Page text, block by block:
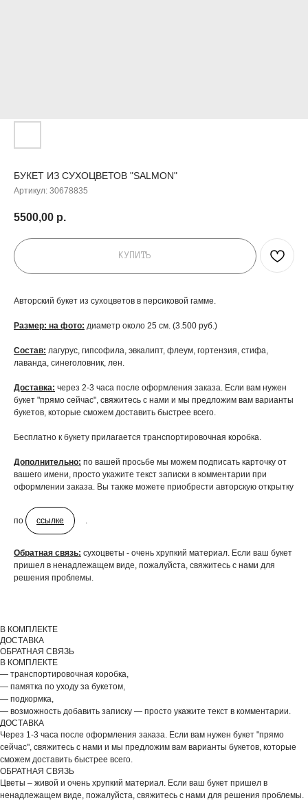
БУКЕТ ИЗ СУХОЦВЕТОВ "SALMON"
Артикул: 30678835
5500,00 р.
КУПИТЬ
Авторский букет из сухоцветов в персиковой гамме.
Размер: на фото: диаметр около 25 см. (3.500 руб.)
Состав: лагурус, гипсофила, эвкалипт, флеум, гортензия, стифа,
лаванда, синеголовник, лен.
Доставка: через 2-3 часа после оформления заказа. Если вам нужен
букет "прямо сейчас", свяжитесь с нами и мы предложим вам варианты
букетов, которые сможем доставить быстрее всего.
Бесплатно к букету прилагается транспортировочная коробка.
Дополнительно: по вашей просьбе мы можем подписать карточку от
вашего имени, просто укажите текст записки в комментарии при
оформлении заказа. Вы также можете приобрести авторскую открытку
по ссылке
Обратная связь: сухоцветы - очень хрупкий материал. Если ваш букет
пришел в ненадлежащем виде, пожалуйста, свяжитесь с нами для
решения проблемы.
В КОМПЛЕКТЕ
ДОСТАВКА
ОБРАТНАЯ СВЯЗЬ
В КОМПЛЕКТЕ
— транспортировочная коробка,
— памятка по уходу за букетом,
— подкормка,
— возможность добавить записку — просто укажите текст в комментарии.
ДОСТАВКА
Через 1-3 часа после оформления заказа. Если вам нужен букет "прямо
сейчас", свяжитесь с нами и мы предложим вам варианты букетов, которые
сможем доставить быстрее всего.
ОБРАТНАЯ СВЯЗЬ
Цветы – живой и очень хрупкий материал. Если ваш букет пришел в
ненадлежащем виде, пожалуйста, свяжитесь с нами для решения проблемы.
ДОБАВЬТЕ ПОДАРОК